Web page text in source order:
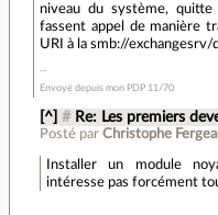
niveau du système,
fassent appel de manière
URI à la smb://
Envoyé depuis mon PDP 11/70
[^] # Re: Les premiers
Posté parChristophe
Installer un module
intéresse pas forcément